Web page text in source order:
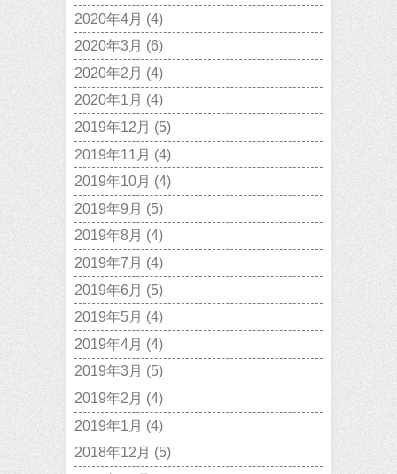
2020年4月 (4)
2020年3月 (6)
2020年2月 (4)
2020年1月 (4)
2019年12月 (5)
2019年11月 (4)
2019年10月 (4)
2019年9月 (5)
2019年8月 (4)
2019年7月 (4)
2019年6月 (5)
2019年5月 (4)
2019年4月 (4)
2019年3月 (5)
2019年2月 (4)
2019年1月 (4)
2018年12月 (5)